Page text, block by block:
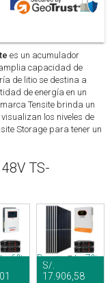
es un acumulador
capacidad de
de litio se destina a
de energía en un
Tensite brinda un
los niveles de
Storage para tener un
TS-
6%
S/.
17.906,58
Descuento 7%